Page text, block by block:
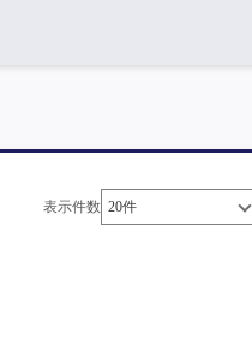
表示件数